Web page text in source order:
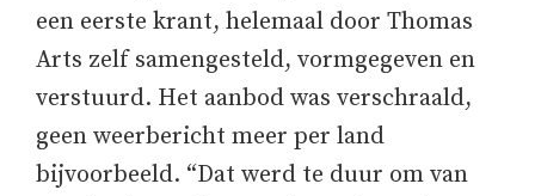
een eerste krant, helemaal door Thomas
Arts zelf samengesteld, vormgegeven en
verstuurd. Het aanbod was verschraald,
geen weerbericht meer per land
bijvoorbeeld. “Dat werd te duur om van